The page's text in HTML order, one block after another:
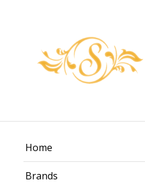
Home
Brands